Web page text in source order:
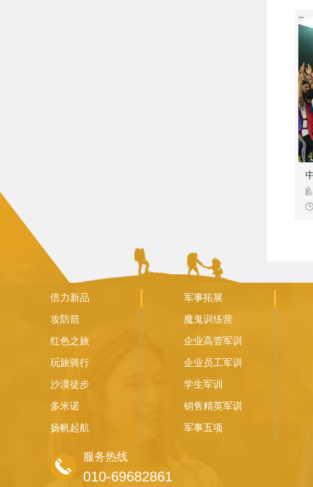
倍力新品
攻防箭
红色之旅
玩旅骑行
沙漠徒步
多米诺
扬帆起航
军事拓展
魔鬼训练营
企业高管军训
企业员工军训
学生军训
销售精英军训
军事五项
服务热线
010-69682861